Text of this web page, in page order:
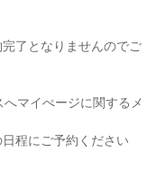
了となりませんのでご
マイぺージに関するメ
程にご予約ください